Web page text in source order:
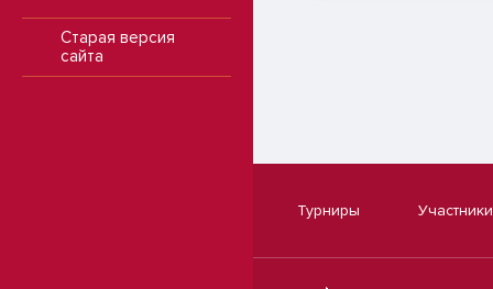
Старая версия
сайта
Турниры Участники